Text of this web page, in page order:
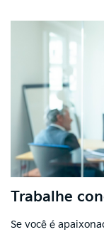
Trabalhe
Se você é